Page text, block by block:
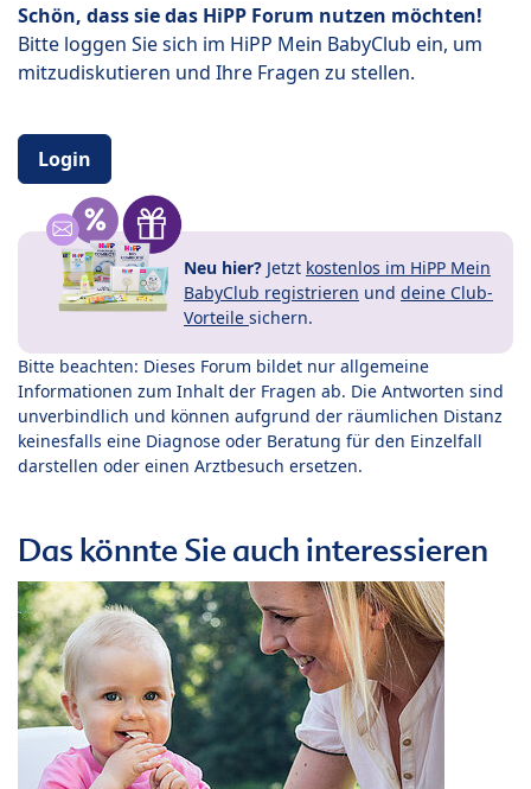
Schön, dass sie das HiPP Forum nutzen möchten!
Bitte loggen Sie sich im HiPP Mein BabyClub ein, um
mitzudiskutieren und Ihre Fragen zu stellen.
Login
Neu hier? Jetzt kostenlos im HiPP Mein
BabyClub registrieren und deine Club-
Vorteile sichern.
Bitte beachten: Dieses Forum bildet nur allgemeine
Informationen zum Inhalt der Fragen ab. Die Antworten sind
unverbindlich und können aufgrund der räumlichen Distanz
keinesfalls eine Diagnose oder Beratung für den Einzelfall
darstellen oder einen Arztbesuch ersetzen.
Das könnte Sie auch interessieren